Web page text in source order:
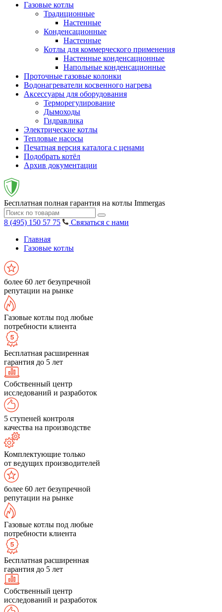
Газовые котлы
Традиционные
Настенные
Конденсационные
Настенные
Котлы для коммерческого применения
Настенные конденсационные
Напольные конденсационные
Проточные газовые колонки
Водонагреватели косвенного нагрева
Аксессуары для оборудования
Терморегулирование
Дымоходы
Гидравлика
Электрические котлы
Тепловые насосы
Печатная версия каталога с ценами
Подобрать котёл
Архив документации
Бесплатная полная гарантия на котлы Immergas
8 (495) 150 57 75
Связаться с нами
Главная
Газовые котлы
более 60 лет безупречной
репутации на рынке
Газовые котлы под любые
потребности клиента
Бесплатная расширенная
гарантия до 5 лет
Собственный центр
исследований и разработок
5 ступеней контроля
качества на производстве
Комплектующие только
от ведущих производителей
более 60 лет безупречной
репутации на рынке
Газовые котлы под любые
потребности клиента
Бесплатная расширенная
гарантия до 5 лет
Собственный центр
исследований и разработок